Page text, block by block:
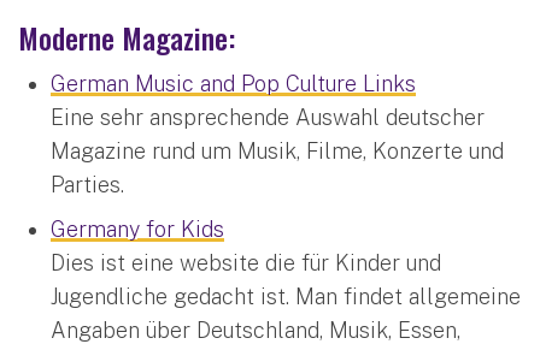
Moderne Magazine:
German Music and Pop Culture Links
Eine sehr ansprechende Auswahl deutscher
Magazine rund um Musik, Filme, Konzerte und
Parties.
Germany for Kids
Dies ist eine website die für Kinder und
Jugendliche gedacht ist. Man findet allgemeine
Angaben über Deutschland, Musik, Essen,